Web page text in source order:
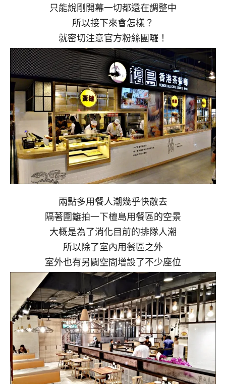
只能說剛開幕一切都還在調整中
所以接下來會怎樣？
就密切注意官方粉絲團囉！
兩點多用餐人潮幾乎快散去
隔著圍籬拍一下檀島用餐區的空景
大概是為了消化目前的排隊人潮
所以除了室內用餐區之外
室外也有另闢空間增設了不少座位